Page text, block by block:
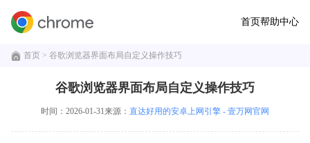
首页帮助中心
首页 > 谷歌浏览器界面布局自定义操作技巧
谷歌浏览器界面布局自定义操作技巧
时间：2026-01-31来源： 直达好用的安卓上网引擎 - 壹万网官网